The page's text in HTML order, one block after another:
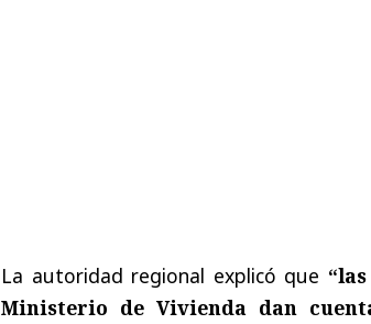
La autoridad regional explicó que
Ministerio de Vivienda dan